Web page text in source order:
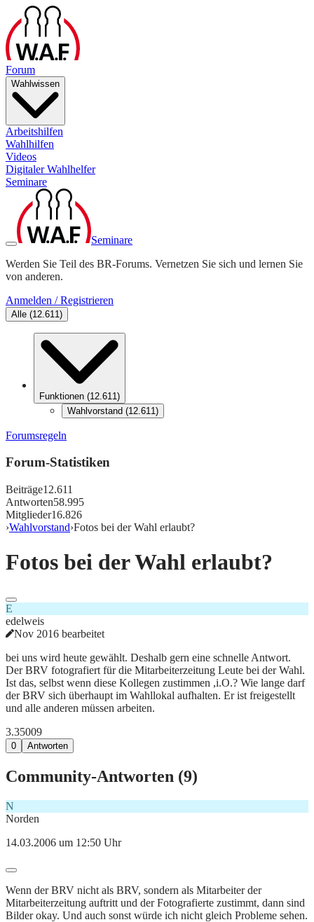
Forum
Wahlwissen
Arbeitshilfen
Wahlhilfen
Videos
Digitaler Wahlhelfer
Seminare
Seminare
Werden Sie Teil des BR-Forums. Vernetzen Sie sich und lernen Sie
von anderen.
Anmelden / Registrieren
Alle (12.611)
Funktionen (12.611)
Wahlvorstand (12.611)
Forumsregeln
Forum-Statistiken
Beiträge12.611
Antworten58.995
Mitglieder16.826
›Wahlvorstand›Fotos bei der Wahl erlaubt?
Fotos bei der Wahl erlaubt?
E
edelweis
Nov 2016 bearbeitet
bei uns wird heute gewählt. Deshalb gern eine schnelle Antwort.
Der BRV fotografiert für die Mitarbeiterzeitung Leute bei der Wahl.
Ist das, selbst wenn diese Kollegen zustimmen ,i.O.? Wie lange darf
der BRV sich überhaupt im Wahllokal aufhalten. Er ist freigestellt
und alle anderen müssen arbeiten.
3.35009
0 Antworten
Community-Antworten (9)
N
Norden
14.03.2006 um 12:50 Uhr
Wenn der BRV nicht als BRV, sondern als Mitarbeiter der
Mitarbeiterzeitung auftritt und der Fotografierte zustimmt, dann sind
Bilder okay. Und auch sonst würde ich nicht gleich Probleme sehen.